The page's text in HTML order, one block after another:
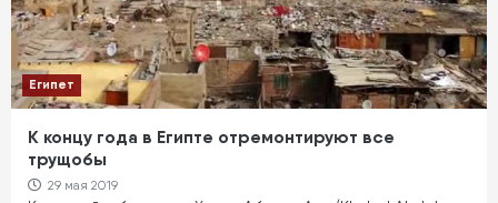
Египет
К концу года в Египте отремонтируют все
трущобы
29 мая 2019